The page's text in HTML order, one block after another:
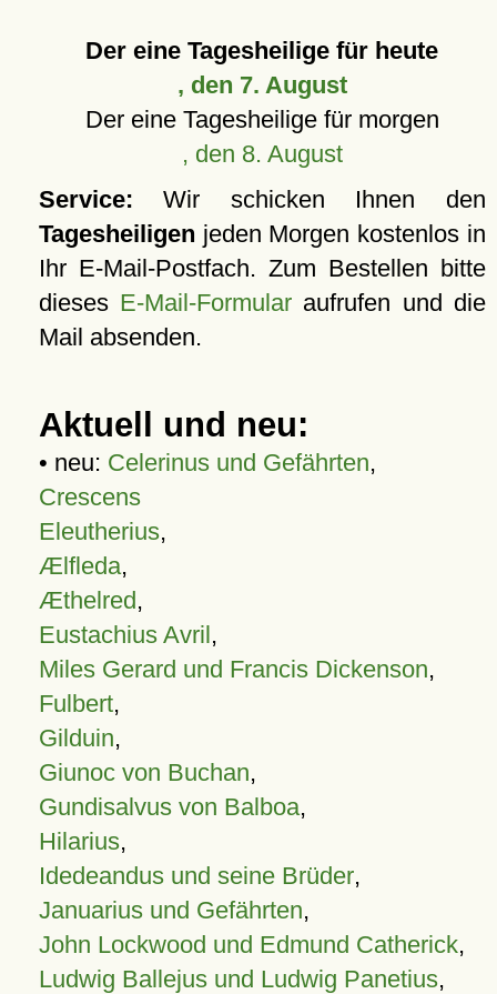
Der eine Tagesheilige für heute
, den 7. August
Der eine Tagesheilige für morgen
, den 8. August
Service: Wir schicken Ihnen den
Tagesheiligen jeden Morgen kostenlos in
Ihr E-Mail-Postfach. Zum Bestellen bitte
dieses E-Mail-Formular aufrufen und die
Mail absenden.
Aktuell und neu:
• neu: Celerinus und Gefährten,
Crescens
Eleutherius,
Ælfleda,
Æthelred,
Eustachius Avril,
Miles Gerard und Francis Dickenson,
Fulbert,
Gilduin,
Giunoc von Buchan,
Gundisalvus von Balboa,
Hilarius,
Idedeandus und seine Brüder,
Januarius und Gefährten,
John Lockwood und Edmund Catherick,
Ludwig Ballejus und Ludwig Panetius,